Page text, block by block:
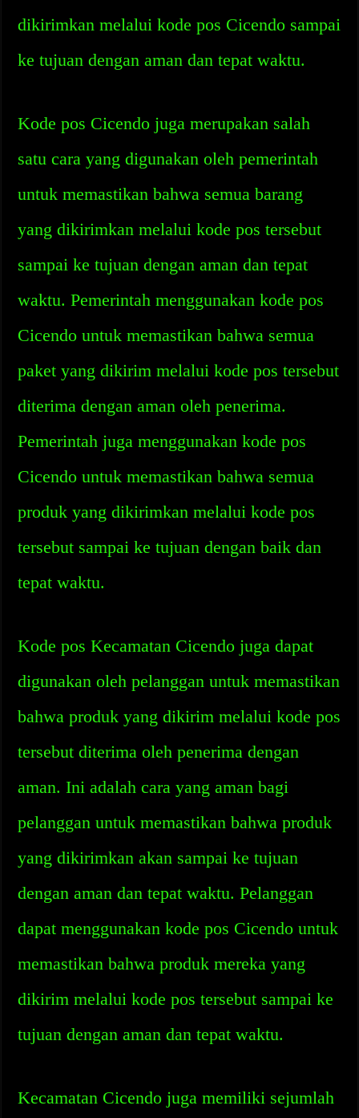
dikirimkan melalui kode pos Cicendo sampai
ke tujuan dengan aman dan tepat waktu.
Kode pos Cicendo juga merupakan salah
satu cara yang digunakan oleh pemerintah
untuk memastikan bahwa semua barang
yang dikirimkan melalui kode pos tersebut
sampai ke tujuan dengan aman dan tepat
waktu. Pemerintah menggunakan kode pos
Cicendo untuk memastikan bahwa semua
paket yang dikirim melalui kode pos tersebut
diterima dengan aman oleh penerima.
Pemerintah juga menggunakan kode pos
Cicendo untuk memastikan bahwa semua
produk yang dikirimkan melalui kode pos
tersebut sampai ke tujuan dengan baik dan
tepat waktu.
Kode pos Kecamatan Cicendo juga dapat
digunakan oleh pelanggan untuk memastikan
bahwa produk yang dikirim melalui kode pos
tersebut diterima oleh penerima dengan
aman. Ini adalah cara yang aman bagi
pelanggan untuk memastikan bahwa produk
yang dikirimkan akan sampai ke tujuan
dengan aman dan tepat waktu. Pelanggan
dapat menggunakan kode pos Cicendo untuk
memastikan bahwa produk mereka yang
dikirim melalui kode pos tersebut sampai ke
tujuan dengan aman dan tepat waktu.
Kecamatan Cicendo juga memiliki sejumlah